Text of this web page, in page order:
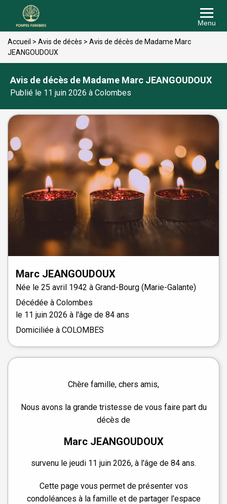
Menu
Accueil > Avis de décès > Avis de décès de Madame Marc
JEANGOUDOUX
Avis de décès de Madame Marc JEANGOUDOUX
Publié le 11 juin 2026 à Colombes
Marc JEANGOUDOUX
Née le 25 avril 1942 à Grand-Bourg (Marie-Galante)
Décédée à Colombes
le 11 juin 2026 à l'âge de 84 ans
Domiciliée à COLOMBES
Chère famille, chers amis,
Nous avons la grande tristesse de vous faire part du
décès de
Marc JEANGOUDOUX
survenu le jeudi 11 juin 2026, à l'âge de 84 ans.
Cette page vous permet de présenter vos
condoléances à la famille et de partager l'espace